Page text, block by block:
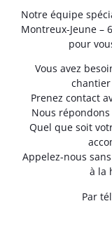
Notre équipe
Montreux-Jeune –
pour
Vous avez
chantier
Prenez contact
Nous
Quel que soit
Appelez-nous
à la
Par